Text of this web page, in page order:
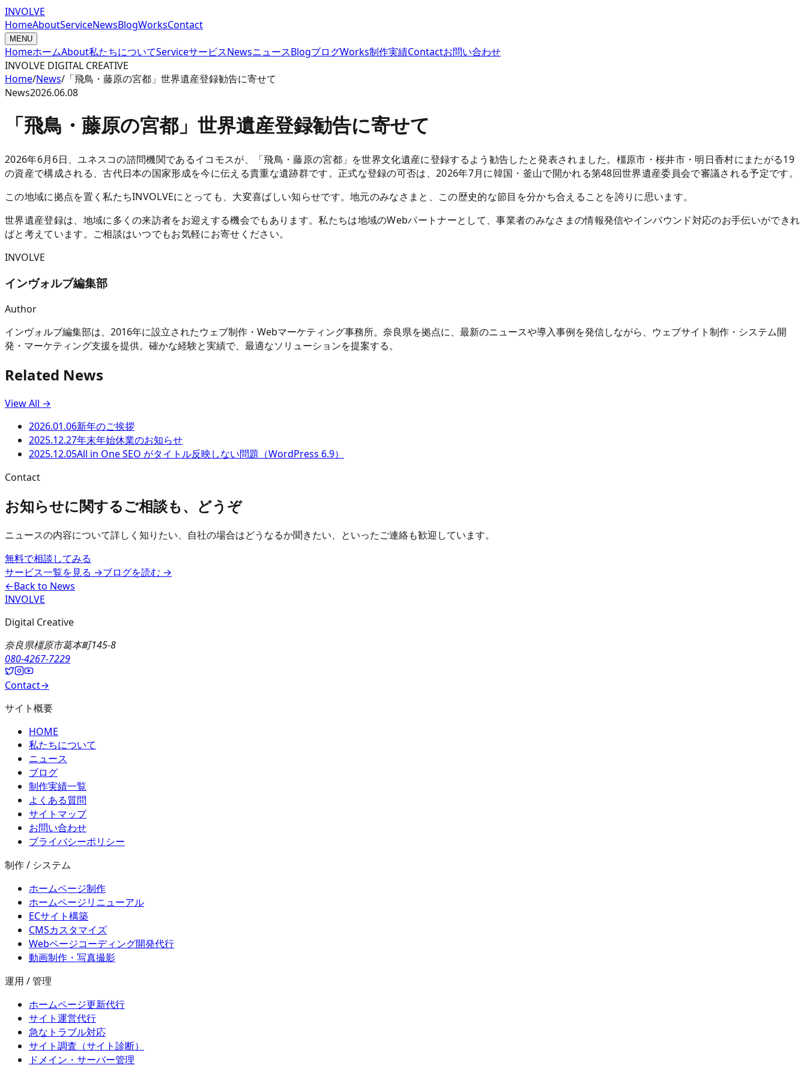
INVOLVE
HomeAboutServiceNewsBlogWorksContact
MENU
HomeホームAbout私たちについてServiceサービスNewsニュースBlogブログWorks制作実績Contactお問い合わせ
INVOLVE DIGITAL CREATIVE
Home/News/ 「飛鳥・藤原の宮都」世界遺産登録勧告に寄せて
News2026.06.08
「飛鳥・藤原の宮都」世界遺産登録勧告に寄せて
2026年6月6日、ユネスコの諮問機関であるイコモスが、「飛鳥・藤原の宮都」を世界文化遺産に登録するよう勧告したと発表されました。橿原市・桜井市・明日香村にまたがる19
の資産で構成される、古代日本の国家形成を今に伝える貴重な遺跡群です。正式な登録の可否は、2026年7月に韓国・釜山で開かれる第48回世界遺産委員会で審議される予定です。
この地域に拠点を置く私たちINVOLVEにとっても、大変喜ばしい知らせです。地元のみなさまと、この歴史的な節目を分かち合えることを誇りに思います。
世界遺産登録は、地域に多くの来訪者をお迎えする機会でもあります。私たちは地域のWebパートナーとして、事業者のみなさまの情報発信やインバウンド対応のお手伝いができれ
ばと考えています。ご相談はいつでもお気軽にお寄せください。
INVOLVE
インヴォルブ編集部
Author
インヴォルブ編集部は、2016年に設立されたウェブ制作・Webマーケティング事務所。奈良県を拠点に、最新のニュースや導入事例を発信しながら、ウェブサイト制作・システム開
発・マーケティング支援を提供。確かな経験と実績で、最適なソリューションを提案する。
Related News
View All →
2026.01.06新年のご挨拶
2025.12.27年末年始休業のお知らせ
2025.12.05All in One SEO がタイトル反映しない問題（WordPress 6.9）
Contact
お知らせに関するご相談も、どうぞ
ニュースの内容について詳しく知りたい、自社の場合はどうなるか聞きたい、といったご連絡も歓迎しています。
無料で相談してみる
サービス一覧を見る →ブログを読む →
←Back to News
INVOLVE
Digital Creative
奈良県橿原市葛本町145-8
080-4267-7229
Contact→
サイト概要
HOME
私たちについて
ニュース
ブログ
制作実績一覧
よくある質問
サイトマップ
お問い合わせ
プライバシーポリシー
制作 / システム
ホームページ制作
ホームページリニューアル
ECサイト構築
CMSカスタマイズ
Webページコーディング開発代行
動画制作・写真撮影
運用 / 管理
ホームページ更新代行
サイト運営代行
急なトラブル対応
サイト調査（サイト診断）
ドメイン・サーバー管理